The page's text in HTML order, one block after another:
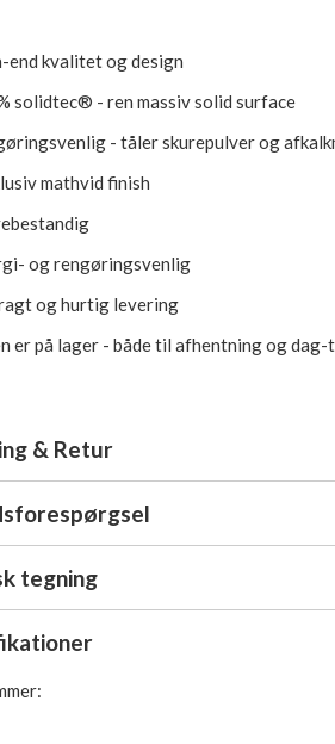
end kvalitet og design
solidtec® - ren massiv solid surface
- tåler skurepulver og
mathvid finish
og rengøringsvenlig
og hurtig levering
er på lager - både til afhentning og
& Retur
tegning